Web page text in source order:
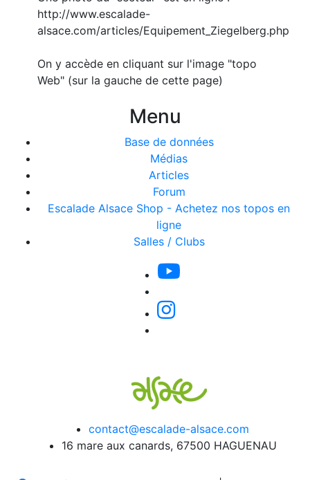
http://www.escalade-
alsace.com/articles/Equipement_Ziegelberg.php
On y accède en cliquant sur l'image "topo
Web" (sur la gauche de cette page)
Menu
Base de données
Médias
Articles
Forum
Escalade Alsace Shop - Achetez nos topos en
ligne
Salles / Clubs
contact@escalade-alsace.com
16 mare aux canards, 67500 HAGUENAU